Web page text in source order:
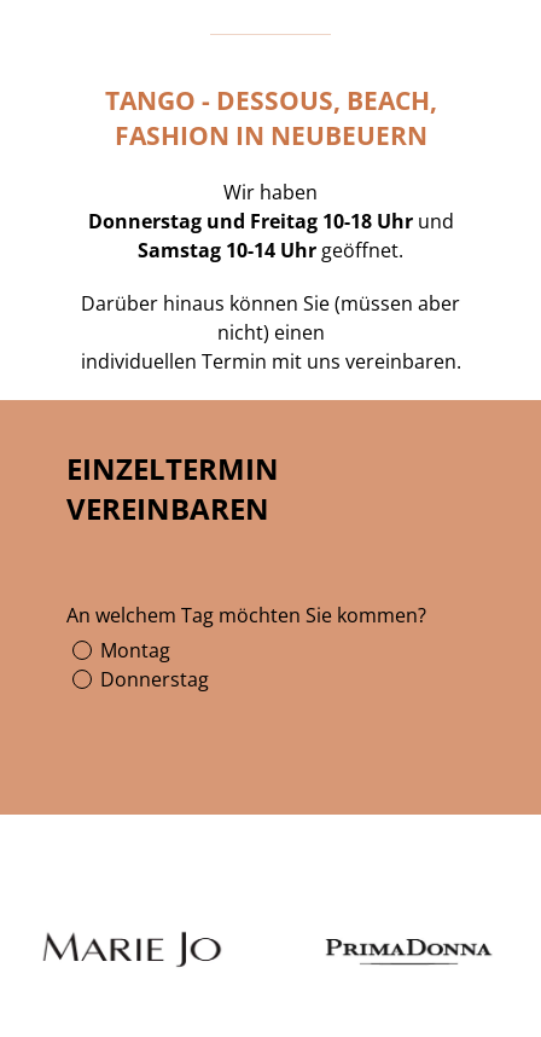
TANGO - DESSOUS, BEACH,
FASHION IN NEUBEUERN
Wir haben
Donnerstag und Freitag 10-18 Uhrund
Samstag 10-14 Uhr geöffnet.
Darüber hinaus können Sie (müssen aber
nicht) einen
individuellen Termin mit uns vereinbaren.
EINZELTERMIN
VEREINBAREN
An welchem Tag möchten Sie kommen?
Montag
Donnerstag